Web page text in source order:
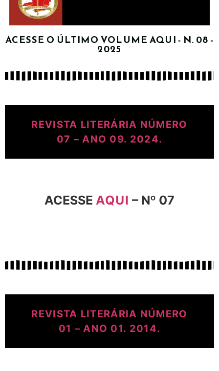
ACESSE O ÚLTIMO VOLUME AQUI - N. 08 -
2025
REVISTA LITERÁRIA NÚMERO
07 – ANO 09. 2024.
ACESSE AQUI – Nº 07
REVISTA LITERÁRIA NÚMERO
01 – ANO 01. 2014.